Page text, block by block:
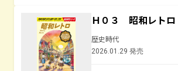
Ｈ０３ 昭和レトロ
歴史時代
2026.01.29 発売